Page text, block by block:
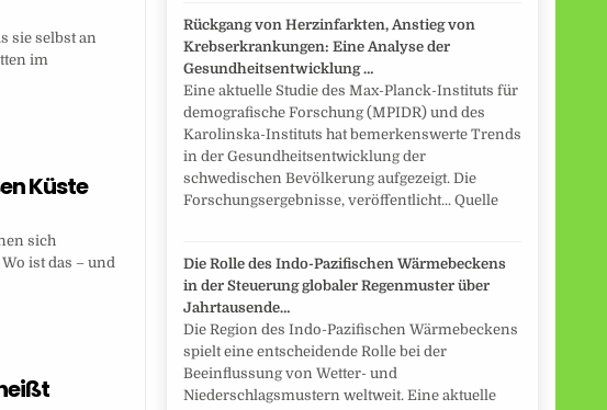
sie selbst an
im
Küste
sich
ist das – und
Rückgang von Herzinfarkten, Anstieg von
Krebserkrankungen: Eine Analyse der
Gesundheitsentwicklung …
Eine aktuelle Studie des Max-Planck-Instituts für
demografische Forschung (MPIDR) und des
Karolinska-Instituts hat bemerkenswerte Trends
in der Gesundheitsentwicklung der
schwedischen Bevölkerung aufgezeigt. Die
Forschungsergebnisse, veröffentlicht... Quelle
Die Rolle des Indo-Pazifischen Wärmebeckens
in der Steuerung globaler Regenmuster über
Jahrtausende…
Die Region des Indo-Pazifischen Wärmebeckens
spielt eine entscheidende Rolle bei der
Beeinflussung von Wetter- und
Niederschlagsmustern weltweit. Eine aktuelle